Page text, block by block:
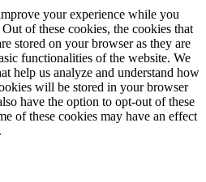
your experience while you
of these cookies, the cookies that
stored on your browser as they are
functionalities of the website. We
help us analyze and understand how
will be stored in your browser
have the option to opt-out of these
of these cookies may have an effect